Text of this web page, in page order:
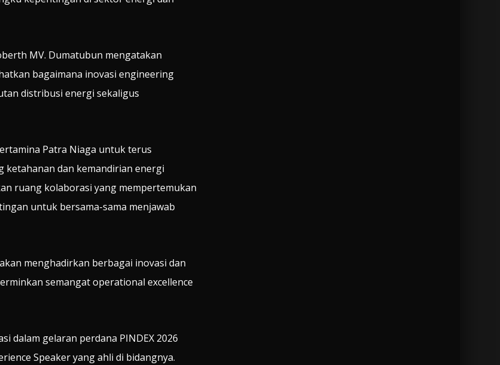
MV. Dumatubun mengatakan
bagaimana inovasi engineering
distribusi energi sekaligus
Patra Niaga untuk terus
ketahanan dan kemandirian energi
ruang kolaborasi yang mempertemukan
untuk bersama-sama menjawab
menghadirkan berbagai inovasi dan
semangat operational excellence
dalam gelaran perdana PINDEX 2026
Speaker yang ahli di bidangnya.